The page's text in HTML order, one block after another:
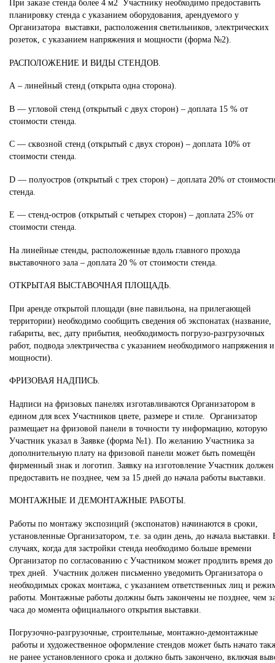
При заказе стенда более 4 м2 Участнику необходимо предоставить
планировку стенда с указанием оборудования, арендуемого у
Организатора выставки, расположения светильников, электрических
розеток, с указанием напряжения и мощности (форма №2).
РАСПОЛОЖЕНИЕ И ВИДЫ СТЕНДОВ.
А – линейный стенд (открыта одна сторона).
B — угловой стенд (открытый с двух сторон) – доплата 15 % от
стоимости стенда.
C — сквозной стенд (открытый с двух сторон) – доплата 10% от
стоимости стенда.
D — полуостров (открытый с трех сторон) – доплата 20% от
стенда.
E — стенд-остров (открытый с четырех сторон) – доплата 25% от
стоимости стенда.
На линейные стенды, расположенные вдоль главного прохода
выставочного зала – доплата 20 % от стоимости стенда.
ОТКРЫТАЯ ВЫСТАВОЧНАЯ ПЛОЩАДЬ.
При аренде открытой площади (вне павильона, на прилегающей
территории) необходимо сообщить сведения об экспонатах (название,
габариты, вес, дату прибытия, необходимость погрузо-разгрузочных
работ, подвода электричества с указанием необходимого напряжения и
мощности).
ФРИЗОВАЯ НАДПИСЬ.
Надписи на фризовых панелях изготавливаются Организатором в
едином для всех Участников цвете, размере и стиле. Организатор
размещает на фризовой панели в точности ту информацию, которую
Участник указал в Заявке (форма №1). По желанию Участника за
дополнительную плату на фризовой панели может быть помещён
фирменный знак и логотип. Заявку на изготовление Участник должен
предоставить не позднее, чем за 15 дней до начала работы выставки.
МОНТАЖНЫЕ И ДЕМОНТАЖНЫЕ РАБОТЫ.
Работы по монтажу экспозиций (экспонатов) начинаются в сроки,
установленные Организатором, т.е. за один день, до начала выставки.
случаях, когда для застройки стенда необходимо больше времени
Организатор по согласованию с Участником может продлить время до
трех дней. Участник должен письменно уведомить Организатора о
необходимых сроках монтажа, с указанием ответственных лиц и
работы. Монтажные работы должны быть закончены не позднее, чем
часа до момента официального открытия выставки.
Погрузочно-разгрузочные, строительные, монтажно-демонтажные
работы и художественное оформление стендов может быть начато
не ранее установленного срока и должно быть закончено, включая